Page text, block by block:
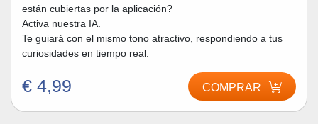
están cubiertas por la aplicación?
Activa nuestra IA.
Te guiará con el mismo tono atractivo, respondiendo a tus
curiosidades en tiempo real.
€ 4,99 COMPRAR